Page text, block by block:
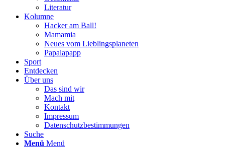
Literatur
Kolumne
Hacker am Ball!
Mamamia
Neues vom Lieblingsplaneten
Papalapapp
Sport
Entdecken
Über uns
Das sind wir
Mach mit
Kontakt
Impressum
Datenschutzbestimmungen
Suche
Menü Menü